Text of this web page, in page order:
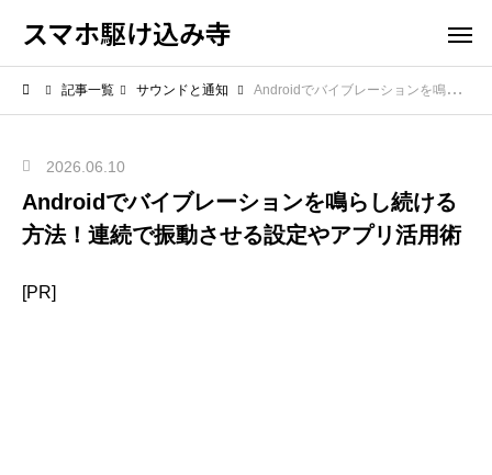
スマホ駆け込み寺
記事一覧 サウンドと通知 Androidでバイブレーションを鳴らし続ける方法！連続で振動させる設定やアプリ活用術
2026.06.10
Androidでバイブレーションを鳴らし続ける
方法！連続で振動させる設定やアプリ活用術
[PR]